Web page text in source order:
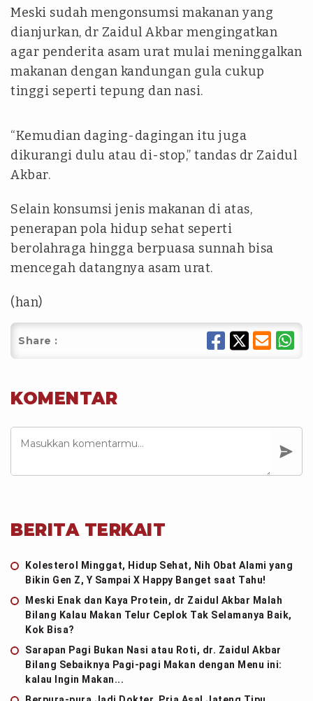
Meski sudah mengonsumsi makanan yang
dianjurkan, dr Zaidul Akbar mengingatkan
agar penderita asam urat mulai meninggalkan
makanan dengan kandungan gula cukup
tinggi seperti tepung dan nasi.
“Kemudian daging-dagingan itu juga
dikurangi dulu atau di-stop,” tandas dr Zaidul
Akbar.
Selain konsumsi jenis makanan di atas,
penerapan pola hidup sehat seperti
berolahraga hingga berpuasa sunnah bisa
mencegah datangnya asam urat.
(han)
Share :
KOMENTAR
BERITA TERKAIT
Kolesterol Minggat, Hidup Sehat, Nih Obat Alami yang
Bikin Gen Z, Y Sampai X Happy Banget saat Tahu!
Meski Enak dan Kaya Protein, dr Zaidul Akbar Malah
Bilang Kalau Makan Telur Ceplok Tak Selamanya Baik,
Kok Bisa?
Sarapan Pagi Bukan Nasi atau Roti, dr. Zaidul Akbar
Bilang Sebaiknya Pagi-pagi Makan dengan Menu ini:
kalau Ingin Makan...